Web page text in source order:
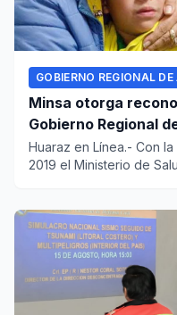
GOBIERNO REGIONAL
Minsa otorga
Gobierno Regional
Huaraz en Línea.- Con
2019 el Ministerio de